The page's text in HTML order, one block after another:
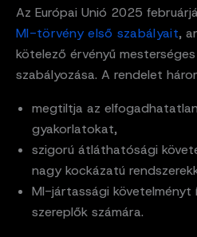
Az Európai Unió 2025
MI-törvény első szabályait,
kötelező érvényű
szabályozása. A rendelet
megtiltja az
gyakorlatokat,
szigorú átláthatósági
nagy kockázatú
MI-jártassági követelményt
szereplők számára.